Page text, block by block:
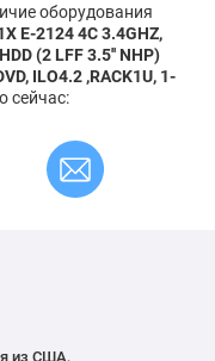
оборудования
E-2124 4C 3.4GHZ,
(2 LFF 3.5'' NHP)
ILO4.2 ,RACK1U, 1-
сейчас:
из США,